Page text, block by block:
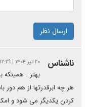
ارسال نظر
ناشناس ۲۰ تیر ۱۴۰۴ | ۱۲:۲۹
بهتر . همینکه
هر چه ابرقدرتها از هم
کردن یکدیگر می شود و